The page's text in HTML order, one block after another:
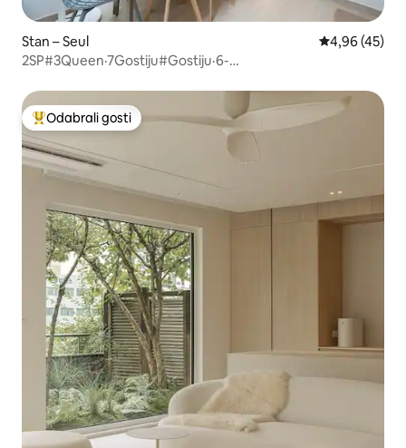
Stan – Seul Prosječna
4,96 (45)
2SP#3Queen·7Gostiju#Gostiju·6-
Među najviše rangiranima s oznakom „Odabrali gosti”
Odabrali gosti